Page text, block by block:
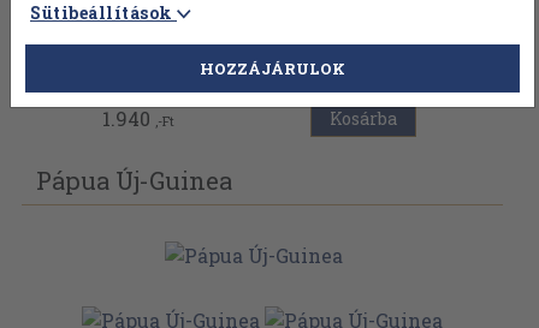
Vissza az előző oldalra
1.940 ,-Ft Kosárba
Pápua Új-Guinea
Sütibeállítások
HOZZÁJÁRULOK